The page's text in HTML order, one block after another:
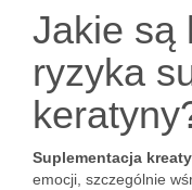
Jakie są
ryzyka
Suplementacja
emocji, szczególnie